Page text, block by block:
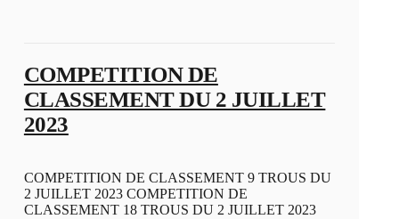
COMPETITION DE
CLASSEMENT DU 2 JUILLET
2023
COMPETITION DE CLASSEMENT 9 TROUS DU
2 JUILLET 2023 COMPETITION DE
CLASSEMENT 18 TROUS DU 2 JUILLET 2023